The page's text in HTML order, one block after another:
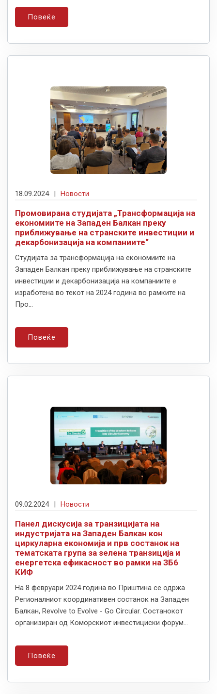
Повеќе
18.09.2024 | Новости
Промовирана студијата „Трансформација на
економиите на Западен Балкан преку
приближување на странските инвестиции и
декарбонизација на компаниите“
Студијата за трансформација на економиите на
Западен Балкан преку приближување на странските
инвестиции и декарбонизација на компаниите е
изработена во текот на 2024 година во рамките на
Про...
Повеќе
09.02.2024 | Новости
Панел дискусија за транзицијата на
индустријата на Западен Балкан кон
циркуларна економија и прв состанок на
тематската група за зелена транзиција и
енергетска ефикасност во рамки на ЗБ6
КИФ
На 8 февруари 2024 година во Приштина се одржа
Регионалниот координативен состанок на Западен
Балкан, Revolve to Evolve - Go Circular. Состанокот
организиран од Коморскиот инвестициски форум...
Повеќе